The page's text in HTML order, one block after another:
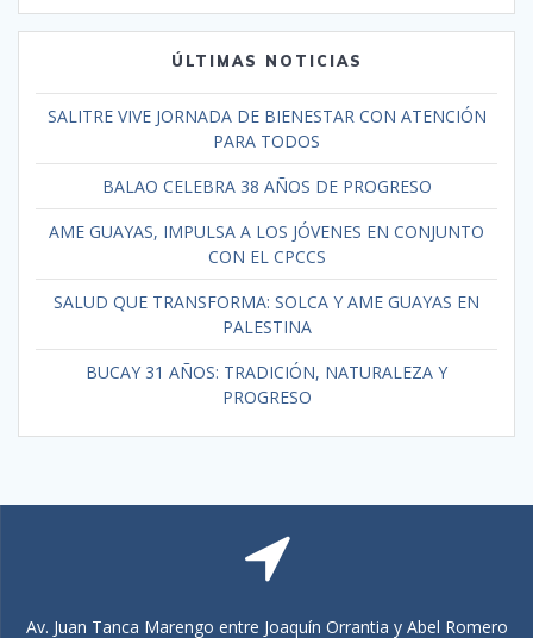
ÚLTIMAS NOTICIAS
SALITRE VIVE JORNADA DE BIENESTAR CON ATENCIÓN
PARA TODOS
BALAO CELEBRA 38 AÑOS DE PROGRESO
AME GUAYAS, IMPULSA A LOS JÓVENES EN CONJUNTO
CON EL CPCCS
SALUD QUE TRANSFORMA: SOLCA Y AME GUAYAS EN
PALESTINA
BUCAY 31 AÑOS: TRADICIÓN, NATURALEZA Y
PROGRESO
Av. Juan Tanca Marengo entre Joaquín Orrantia y Abel Romero